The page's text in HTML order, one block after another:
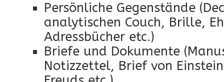
Persönliche Gegenstände
analytischen Couch, Brille,
Adressbücher etc.)
Briefe und Dokumente
Notizzettel, Brief von